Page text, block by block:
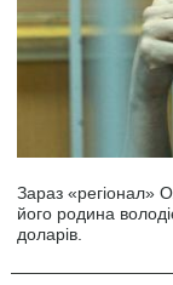
Зараз «регіонал»
його родина
доларів.